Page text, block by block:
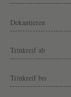
Dekantieren
Trinkreif ab
Trinkreif bis